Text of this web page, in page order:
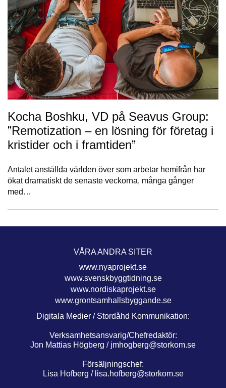
Kocha Boshku, VD på Seavus Group:
”Remotization – en lösning för företag i
kristider och i framtiden”
Antalet anställda världen över som arbetar hemifrån har
ökat dramatiskt de senaste veckorna, många gånger
med…
VÅRA ANDRA SITER
www.nyaprojekt.se
www.svenskbyggtidning.se
www.nordiskaprojekt.se
www.grontsamhallsbyggande.se
Digitala Medier / Stordåhd Kommunikation:
Verksamhetsansvarig/Chefredaktör:
Jon Mattias Högberg / jmhogberg@storkom.se
Försäljningschef:
Lisa Hofberg / lisa.hofberg@storkom.se